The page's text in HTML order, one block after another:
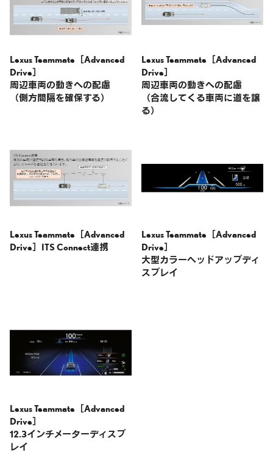
Lexus Teammate［Advanced
Drive］
周辺車両の動きへの配慮
（側方間隔を確保する）
Lexus Teammate［Advanced
Drive］
周辺車両の動きへの配慮
（合流してくる車両に道を譲
る）
Lexus Teammate［Advanced
Drive］ ITS Connect連携
Lexus Teammate［Advanced
Drive］
大型カラーヘッドアップディ
スプレイ
Lexus Teammate［Advanced
Drive］
12.3インチメーターディスプ
レイ